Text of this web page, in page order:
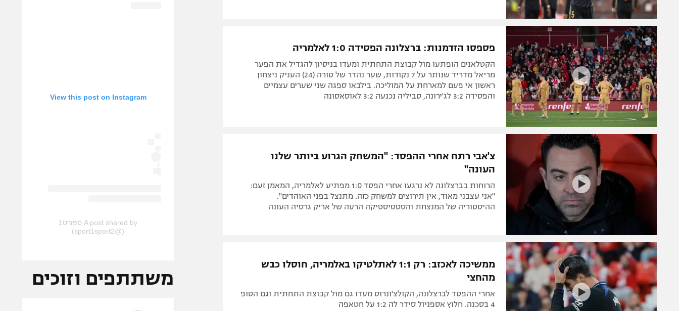
פספסו הזדמנות: ברצלונה הפסידה 1:0 לאלמריה
הקטלאנים הופתעו מול קבוצת התחתית ומעדו בניסיון להגדיל את הפער
מריאל מדריד שנותר על 7 נקודות, שער נהדר של טורה (24) העניק ניצחון
ראשון אי פעם למארחת על המוליכה. בילבאו ספגה שני שערים עצמיים
והפסידה 3:2 לג'ירונה, סביליה נכנעה 3:2 לאוסאסונה
צ'אבי רתח אחרי ההפסד: "המשחק הגרוע ביותר שלנו
העונה"
הרוחות בברצלונה לא נרגעו אחרי הפסד 1:0 מפתיע לאלמריה, המאמן זעם:
"אני עצבני מאוד, אין תירוצים למשחק כזה. מתנצל בפני האוהדים".
ההיסטוריה של המנצחת והסטטיסטיקה הרעה של אריק גרסיה העונה
ממשיכה לאכזב: רק 1:1 לאתלטיקו באלמריה, חוסלו כבש
מהחצי
אחרי ההפסד לברצלונה, הקולצ'ונרוס מעדו גם מול קבוצת התחתית וגם הטופ
4 בסכנה. חלוץ אספניול סידר לה 1:2 על חטאפה
View this post on Instagram
A post shared by ספורט1
(@sport1sport2)
משתתפים וזוכים